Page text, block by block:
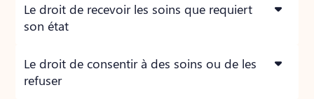
Le droit de recevoir les soins que requiert
son état
Le droit de consentir à des soins ou de les
refuser